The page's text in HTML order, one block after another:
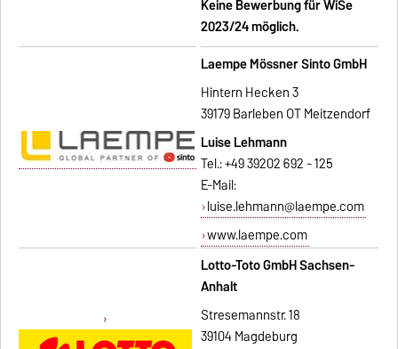
Keine Bewerbung für WiSe
2023/24 möglich.
Laempe Mössner Sinto GmbH
Hintern Hecken 3
39179 Barleben OT Meitzendorf
Luise Lehmann
Tel.: +49 39202 692 - 125
E-Mail:
luise.lehmann@laempe.com
www.laempe.com
Lotto-Toto GmbH Sachsen-
Anhalt
Stresemannstr. 18
39104 Magdeburg